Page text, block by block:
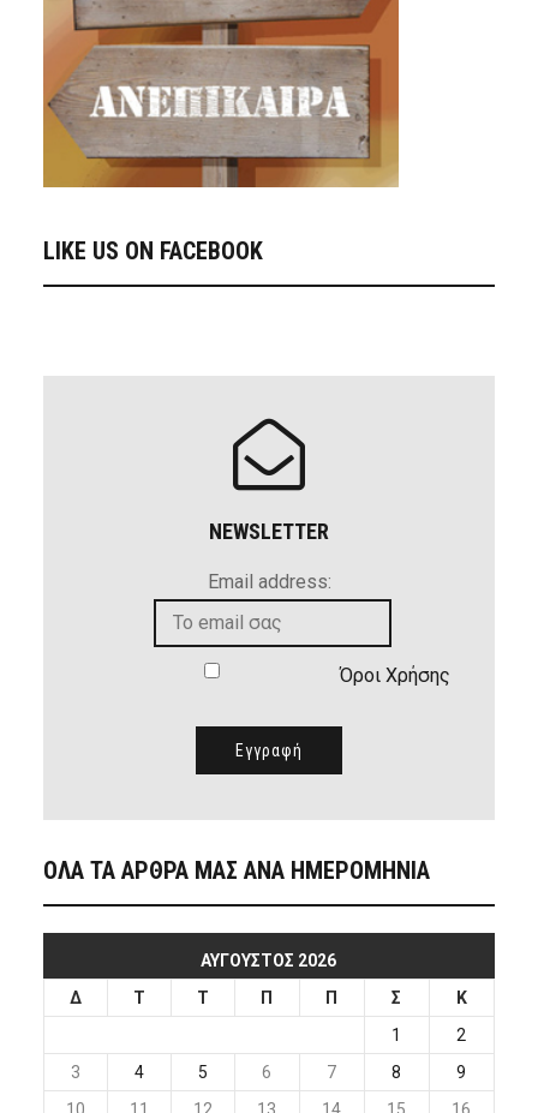
LIKE US ON FACEBOOK
NEWSLETTER
Email address:
Όροι Χρήσης
ΟΛΑ ΤΑ ΑΡΘΡΑ ΜΑΣ ΑΝΑ ΗΜΕΡΟΜΗΝΙΑ
ΑΎΓΟΥΣΤΟΣ 2026
Δ
Τ Τ Π Π Σ
Κ
1
2
3
4 5 6 7 8
9